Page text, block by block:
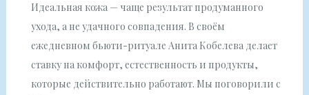
Идеальная кожа — чаще результат продуманного
ухода, а не удачного совпадения. В своём
ежедневном бьюти-ритуале Анита Кобелева делает
ставку на комфорт, естественность и продукты,
которые действительно работают. Мы поговорили с